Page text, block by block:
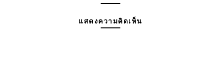
แสดงความคิดเห็น